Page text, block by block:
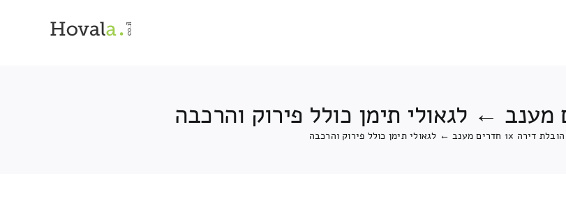
הובלת דירה 1x חדרים מענב ← לגאולי תימן כולל פירוק והרכבה